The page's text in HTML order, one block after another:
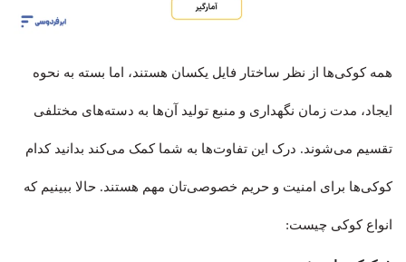
همه کوکی‌ها از نظر ساختار فایل یکسان هستند، اما بسته به نحوه
ایجاد، مدت زمان نگهداری و منبع تولید آن‌ها به دسته‌های مختلفی
تقسیم می‌شوند. درک این تفاوت‌ها به شما کمک می‌کند بدانید کدام
کوکی‌ها برای امنیت و حریم خصوصی‌تان مهم هستند. حالا ببینیم که
انواع کوکی چیست: